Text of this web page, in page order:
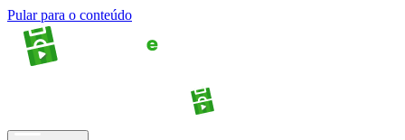
Pular para o conteúdo